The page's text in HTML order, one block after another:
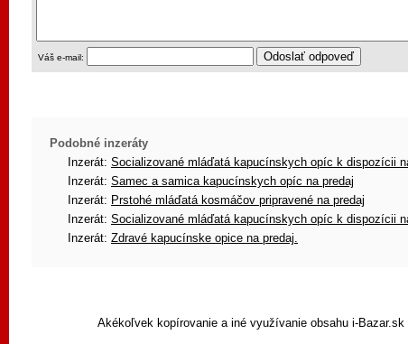
Váš e-mail:
Podobné inzeráty
Inzerát: Socializované mláďatá kapucínskych opíc k dispozícii
Inzerát: Samec a samica kapucínskych opíc na predaj
Inzerát: Prstohé mláďatá kosmáčov pripravené na predaj
Inzerát: Socializované mláďatá kapucínskych opíc k dispozícii
Inzerát: Zdravé kapucínske opice na predaj.
Akékoľvek kopírovanie a iné využívanie obsahu i-